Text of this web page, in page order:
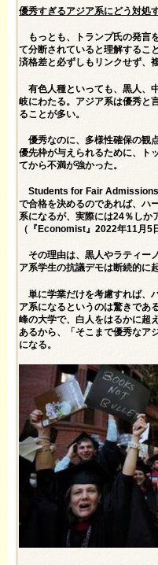
優秀すぎるアジア系にどう対処
もっとも、トランプ氏の発言
て分断されていると理解するこ
済格差と必ずしもリンクせず、
有色人種といっても、黒人、
岐にわたる。アジア系は優秀と
ることが多い。
優秀なのに、多様性確保の観
優先枠が与えられるために、ト
てから不満が強かった。
Students for Fair Admissions
で合格を決めるのであれば、ハ
系になるが、実際には24％しか
（『Economist』2022年11月5
その理由は、黒人やラティー
ア系学生の抗議デモは断続的に
単に学業だけを考慮すれば、
ア系になるというのは驚きであ
峰の大学で、白人をはるかに超
あるから、「そこまで優秀なア
になる。